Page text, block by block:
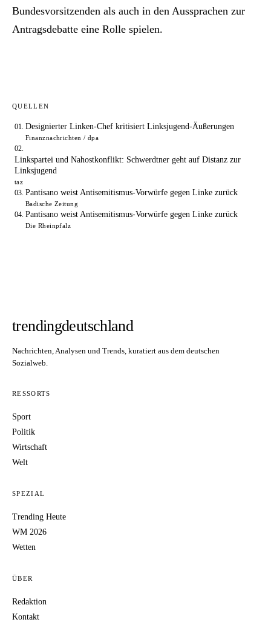
Bundesvorsitzenden als auch in den Aussprachen zur
Antragsdebatte eine Rolle spielen.
QUELLEN
Designierter Linken-Chef kritisiert Linksjugend-Äußerungen
Finanznachrichten / dpa
Linkspartei und Nahostkonflikt: Schwerdtner geht auf Distanz zur
Linksjugend
taz
Pantisano weist Antisemitismus-Vorwürfe gegen Linke zurück
Badische Zeitung
Pantisano weist Antisemitismus-Vorwürfe gegen Linke zurück
Die Rheinpfalz
trendingdeutschland
Nachrichten, Analysen und Trends, kuratiert aus dem deutschen
Sozialweb.
RESSORTS
Sport
Politik
Wirtschaft
Welt
SPEZIAL
Trending Heute
WM 2026
Wetten
ÜBER
Redaktion
Kontakt